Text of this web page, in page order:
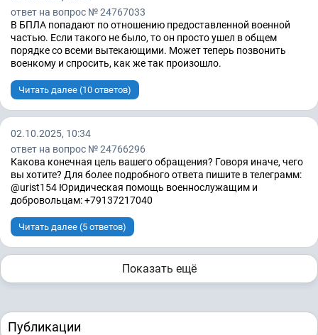
ответ на вопрос № 24767033
В БПЛА попадают по отношению предоставленной военной
частью. Если такого не было, то он просто ушел в общем
порядке со всеми вытекающими. Может теперь позвонить
военкому и спросить, как же так произошло.
Читать далее (10 ответов)
02.10.2025, 10:34
ответ на вопрос № 24766296
Какова конечная цель вашего обращения? Говоря иначе, чего
вы хотите? Для более подробного ответа пишите в телеграмм:
@urist154 Юридическая помощь военнослужащим и
добровольцам: +79137217040
Читать далее (5 ответов)
Показать ещё
Публикации